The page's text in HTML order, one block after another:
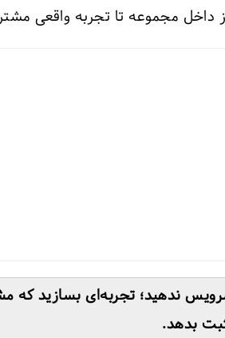
مجموعه تا تجربه واقعی
ندهید؛ تجربه‌ای بسازید که
بدهد.